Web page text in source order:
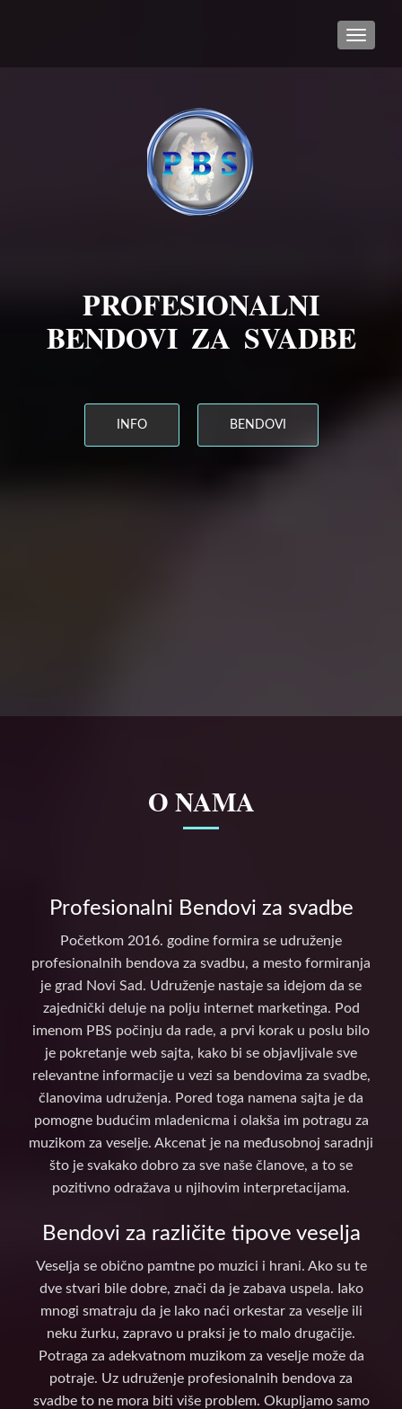
PROFESIONALNI
BENDOVI ZA SVADBE
INFO BENDOVI
O NAMA
Profesionalni Bendovi za svadbe
Početkom 2016. godine formira se udruženje
profesionalnih bendova za svadbu, a mesto formiranja
je grad Novi Sad. Udruženje nastaje sa idejom da se
zajednički deluje na polju internet marketinga. Pod
imenom PBS počinju da rade, a prvi korak u poslu bilo
je pokretanje web sajta, kako bi se objavljivale sve
relevantne informacije u vezi sa bendovima za svadbe,
članovima udruženja. Pored toga namena sajta je da
pomogne budućim mladenicma i olakša im potragu za
muzikom za veselje. Akcenat je na međusobnoj saradnji
što je svakako dobro za sve naše članove, a to se
pozitivno odražava u njihovim interpretacijama.
Bendovi za različite tipove veselja
Veselja se obično pamtne po muzici i hrani. Ako su te
dve stvari bile dobre, znači da je zabava uspela. Iako
mnogi smatraju da je lako naći orkestar za veselje ili
neku žurku, zapravo u praksi je to malo drugačije.
Potraga za adekvatnom muzikom za veselje može da
potraje. Uz udruženje profesionalnih bendova za
svadbe to ne mora biti više problem. Okupljamo samo